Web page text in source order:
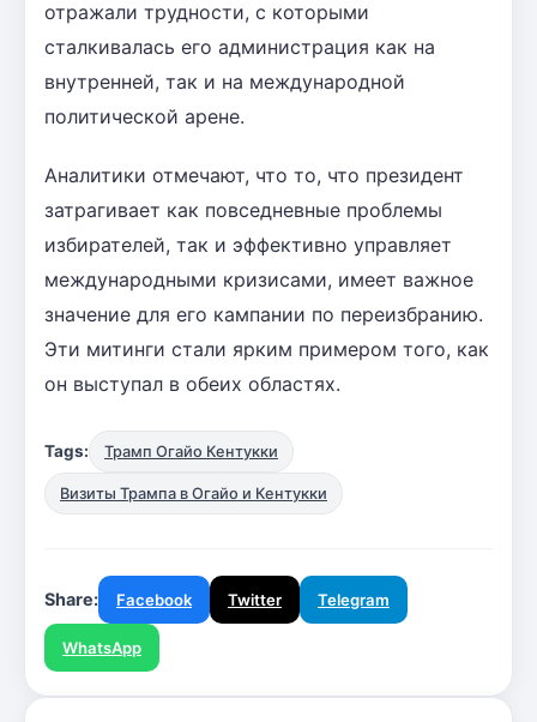
отражали трудности, с которыми
сталкивалась его администрация как на
внутренней, так и на международной
политической арене.
Аналитики отмечают, что то, что президент
затрагивает как повседневные проблемы
избирателей, так и эффективно управляет
международными кризисами, имеет важное
значение для его кампании по переизбранию.
Эти митинги стали ярким примером того, как
он выступал в обеих областях.
Tags: Трамп Огайо Кентукки
Визиты Трампа в Огайо и Кентукки
Share: Facebook Twitter Telegram
WhatsApp